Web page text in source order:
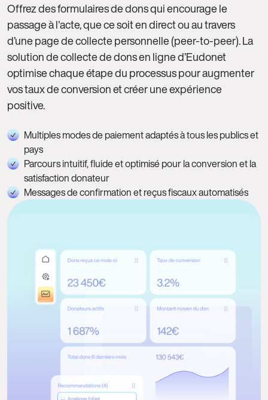
Offrez des formulaires de dons qui encourage le
passage à l'acte, que ce soit en direct ou au travers
d’une page de collecte personnelle (peer-to-peer). La
solution de collecte de dons en ligne d’Eudonet
optimise chaque étape du processus pour augmenter
vos taux de conversion et créer une expérience
positive.
Multiples modes de paiement adaptés à tous les publics et
pays
Parcours intuitif, fluide et optimisé pour la conversion et la
satisfaction donateur
Messages de confirmation et reçus fiscaux automatisés